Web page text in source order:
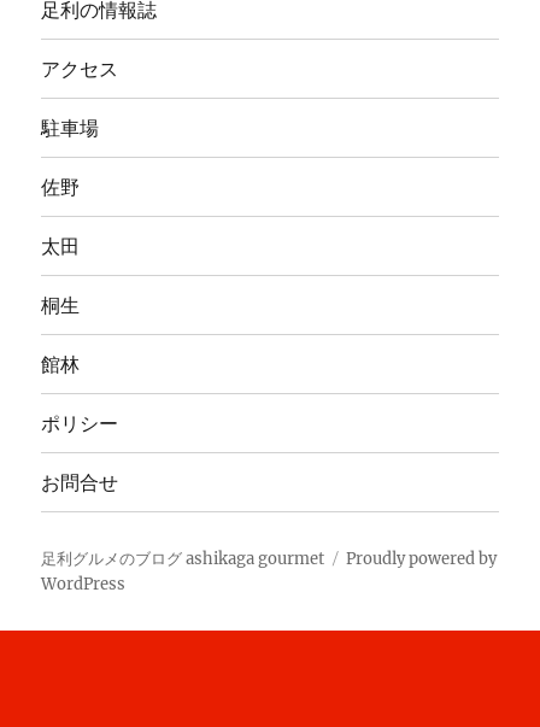
足利の情報誌
アクセス
駐車場
佐野
太田
桐生
館林
ポリシー
お問合せ
足利グルメのブログ ashikaga gourmet
Proudly powered by
WordPress